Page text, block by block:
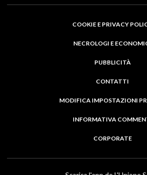
COOKIE E PRIVACY
NECROLOGI E
PUBBLICITÀ
CONTATTI
MODIFICA IMPOSTAZIONI
INFORMATIVA
CORPORATE